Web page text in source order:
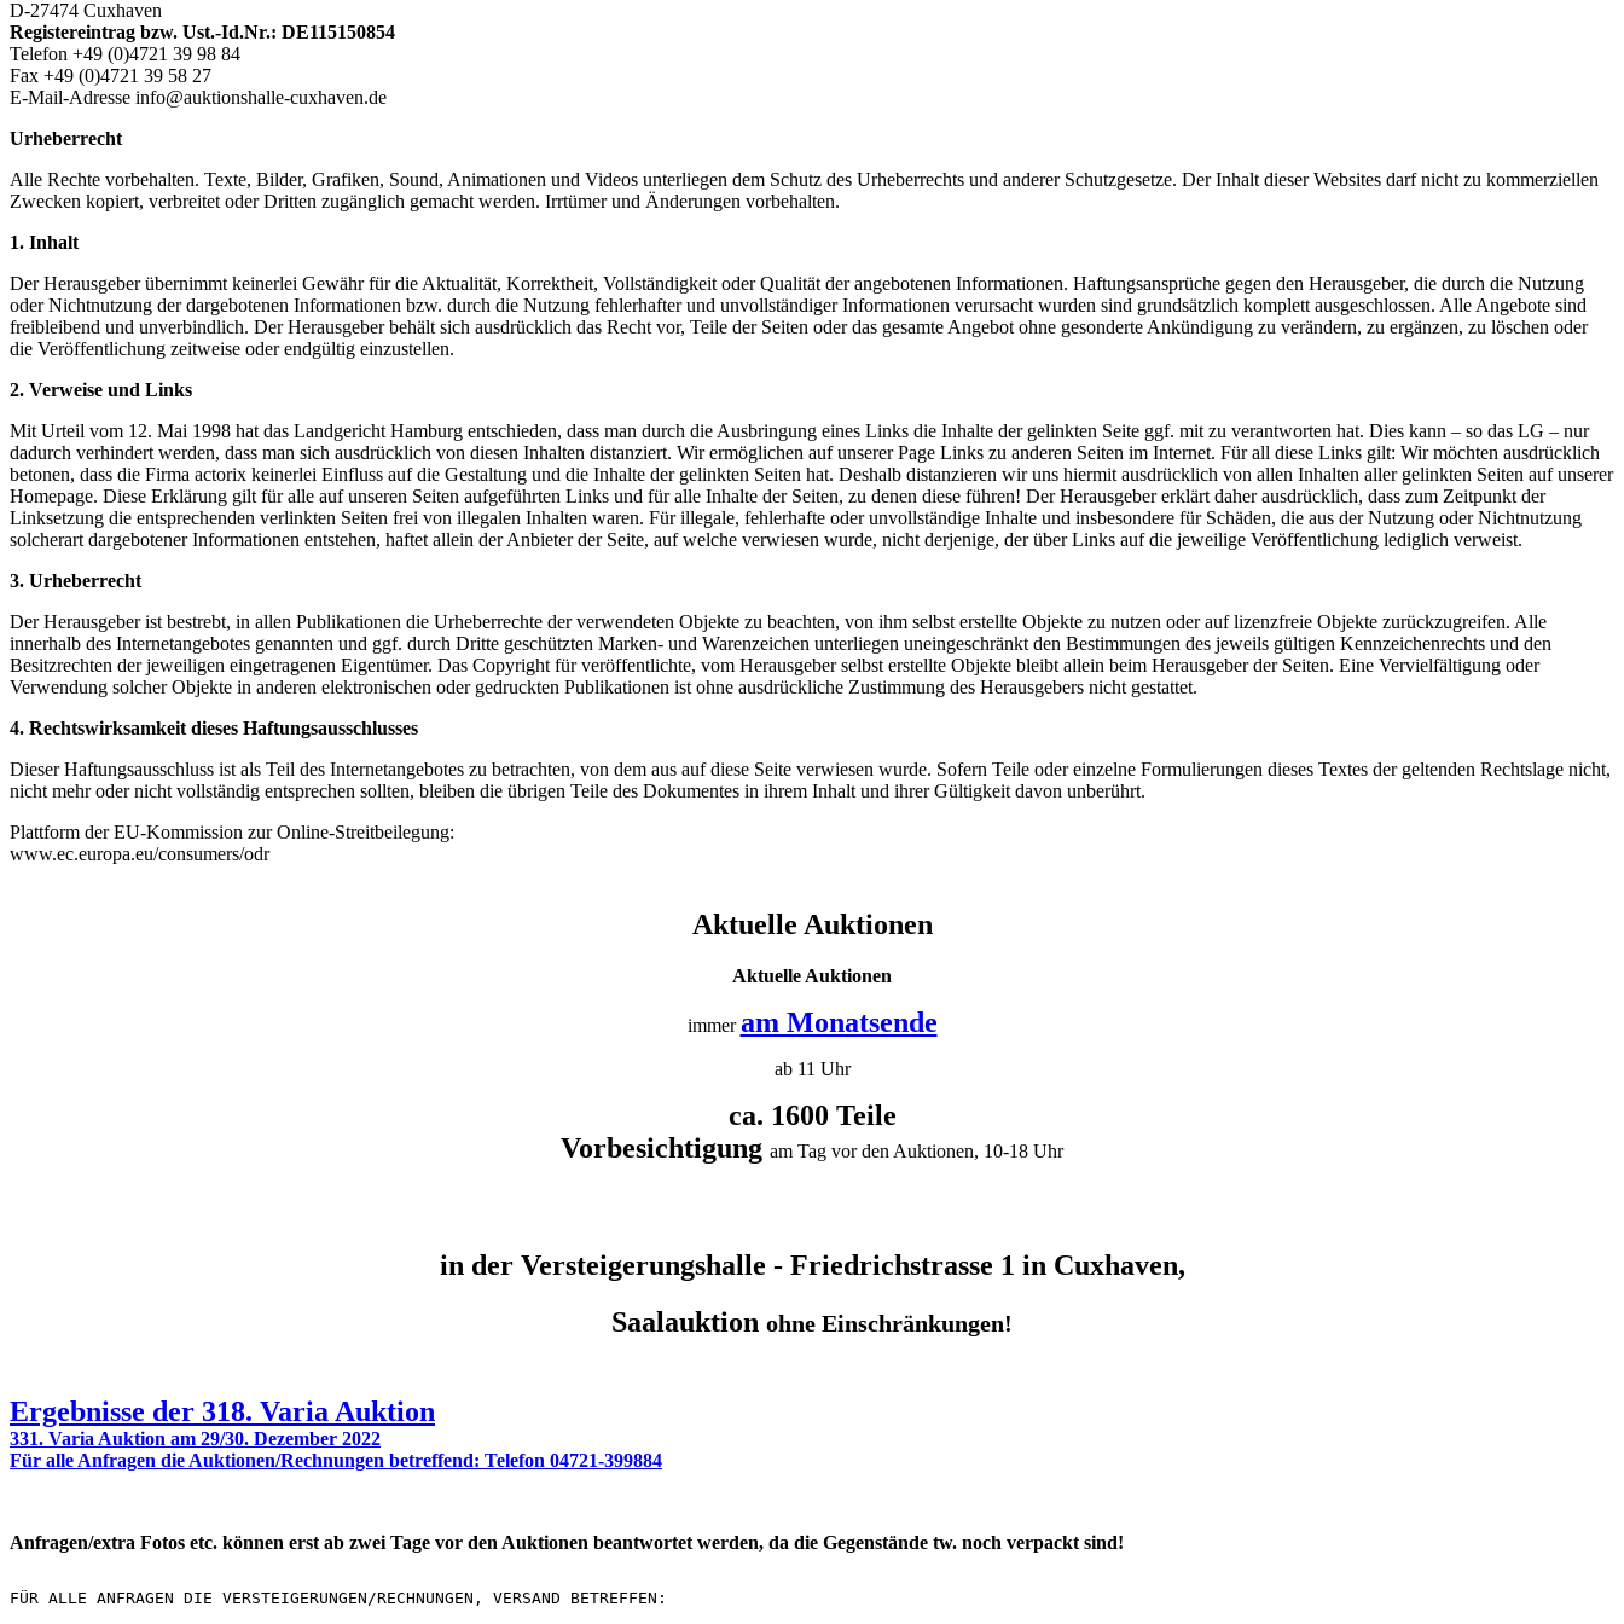
D-27474 Cuxhaven
Registereintrag bzw. Ust.-Id.Nr.: DE115150854
Telefon +49 (0)4721 39 98 84
Fax +49 (0)4721 39 58 27
E-Mail-Adresse info@auktionshalle-cuxhaven.de
Urheberrecht
Alle Rechte vorbehalten. Texte, Bilder, Grafiken, Sound, Animationen und Videos unterliegen dem Schutz des Urheberrechts und anderer Schutzgesetze. Der Inhalt dieser Websites darf nicht zu kommerziellen
Zwecken kopiert, verbreitet oder Dritten zugänglich gemacht werden. Irrtümer und Änderungen vorbehalten.
1. Inhalt
Der Herausgeber übernimmt keinerlei Gewähr für die Aktualität, Korrektheit, Vollständigkeit oder Qualität der angebotenen Informationen. Haftungsansprüche gegen den Herausgeber, die durch die Nutzung
oder Nichtnutzung der dargebotenen Informationen bzw. durch die Nutzung fehlerhafter und unvollständiger Informationen verursacht wurden sind grundsätzlich komplett ausgeschlossen. Alle Angebote sind
freibleibend und unverbindlich. Der Herausgeber behält sich ausdrücklich das Recht vor, Teile der Seiten oder das gesamte Angebot ohne gesonderte Ankündigung zu verändern, zu ergänzen, zu löschen oder
die Veröffentlichung zeitweise oder endgültig einzustellen.
2. Verweise und Links
Mit Urteil vom 12. Mai 1998 hat das Landgericht Hamburg entschieden, dass man durch die Ausbringung eines Links die Inhalte der gelinkten Seite ggf. mit zu verantworten hat. Dies kann – so das LG – nur
dadurch verhindert werden, dass man sich ausdrücklich von diesen Inhalten distanziert. Wir ermöglichen auf unserer Page Links zu anderen Seiten im Internet. Für all diese Links gilt: Wir möchten ausdrücklich
betonen, dass die Firma actorix keinerlei Einfluss auf die Gestaltung und die Inhalte der gelinkten Seiten hat. Deshalb distanzieren wir uns hiermit ausdrücklich von allen Inhalten aller gelinkten Seiten auf unserer
Homepage. Diese Erklärung gilt für alle auf unseren Seiten aufgeführten Links und für alle Inhalte der Seiten, zu denen diese führen! Der Herausgeber erklärt daher ausdrücklich, dass zum Zeitpunkt der
Linksetzung die entsprechenden verlinkten Seiten frei von illegalen Inhalten waren. Für illegale, fehlerhafte oder unvollständige Inhalte und insbesondere für Schäden, die aus der Nutzung oder Nichtnutzung
solcherart dargebotener Informationen entstehen, haftet allein der Anbieter der Seite, auf welche verwiesen wurde, nicht derjenige, der über Links auf die jeweilige Veröffentlichung lediglich verweist.
3. Urheberrecht
Der Herausgeber ist bestrebt, in allen Publikationen die Urheberrechte der verwendeten Objekte zu beachten, von ihm selbst erstellte Objekte zu nutzen oder auf lizenzfreie Objekte zurückzugreifen. Alle
innerhalb des Internetangebotes genannten und ggf. durch Dritte geschützten Marken- und Warenzeichen unterliegen uneingeschränkt den Bestimmungen des jeweils gültigen Kennzeichenrechts und den
Besitzrechten der jeweiligen eingetragenen Eigentümer. Das Copyright für veröffentlichte, vom Herausgeber selbst erstellte Objekte bleibt allein beim Herausgeber der Seiten. Eine Vervielfältigung oder
Verwendung solcher Objekte in anderen elektronischen oder gedruckten Publikationen ist ohne ausdrückliche Zustimmung des Herausgebers nicht gestattet.
4. Rechtswirksamkeit dieses Haftungsausschlusses
Dieser Haftungsausschluss ist als Teil des Internetangebotes zu betrachten, von dem aus auf diese Seite verwiesen wurde. Sofern Teile oder einzelne Formulierungen dieses Textes der geltenden Rechtslage nicht,
nicht mehr oder nicht vollständig entsprechen sollten, bleiben die übrigen Teile des Dokumentes in ihrem Inhalt und ihrer Gültigkeit davon unberührt.
Plattform der EU-Kommission zur Online-Streitbeilegung:
www.ec.europa.eu/consumers/odr
Aktuelle Auktionen
Aktuelle Auktionen
immeram Monatsende
ab 11 Uhr
ca. 1600 Teile
Vorbesichtigung am Tag vor den Auktionen, 10-18 Uhr
in der Versteigerungshalle - Friedrichstrasse 1 in Cuxhaven,
Saalauktion ohne Einschränkungen!
Ergebnisse der 318. Varia Auktion
331. Varia Auktion am 29/30. Dezember 2022
Für alle Anfragen die Auktionen/Rechnungen betreffend: Telefon 04721-399884
Anfragen/extra Fotos etc. können erst ab zwei Tage vor den Auktionen beantwortet werden, da die Gegenstände tw. noch verpackt sind!
FÜR ALLE ANFRAGEN DIE VERSTEIGERUNGEN/RECHNUNGEN, VERSAND BETREFFEN: